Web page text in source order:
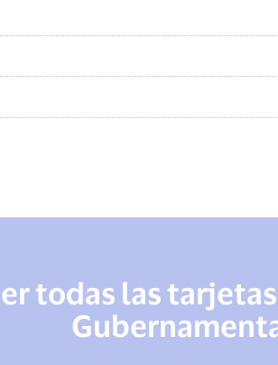
todas las